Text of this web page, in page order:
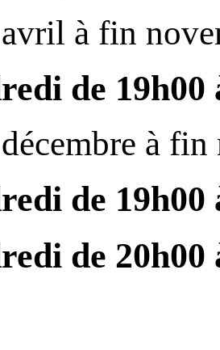
à fin
de 19h00
à fin
de
de